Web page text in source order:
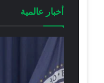
أخبار عالمية